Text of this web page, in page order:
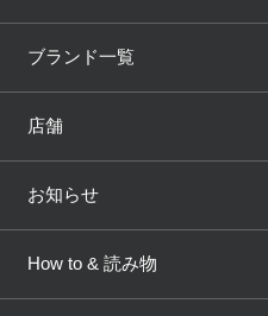
アイテム
トピックス
ブランド一覧
WACOAL
AMPHI
店舗
店舗を探す
ブラ無料診断
お知らせ
新着情報
How to & 読み物